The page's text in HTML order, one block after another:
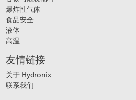
爆炸性气体
食品安全
液体
高温
友情链接
关于 Hydronix
联系我们